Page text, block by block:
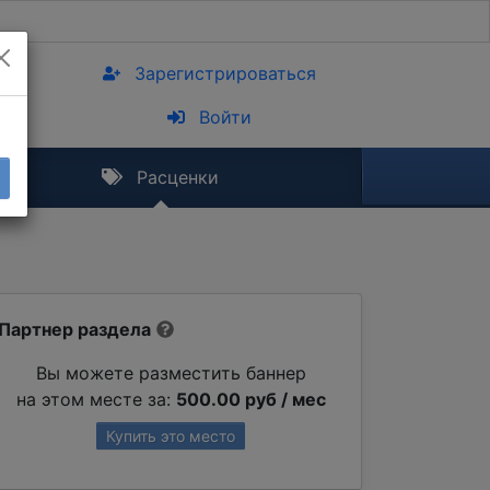
Зарегистрироваться
Войти
Расценки
Партнер раздела
Вы можете разместить баннер
на этом месте за: 500.00 руб / мес
Купить это место